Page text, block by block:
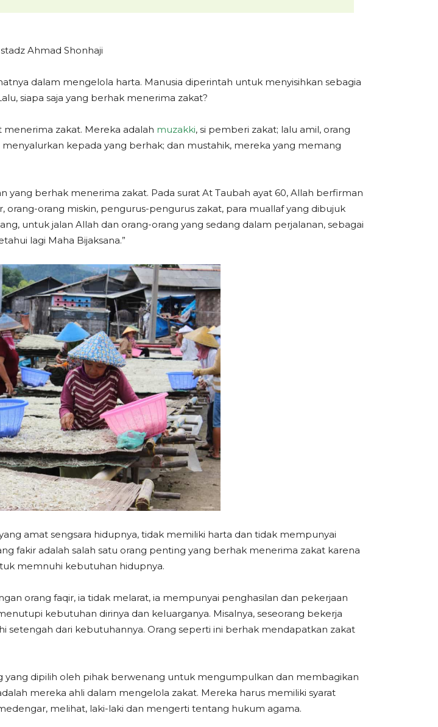
Ahmad Shonhaji
dalam mengelola harta. Manusia diperintah untuk menyisihkan sebagia
siapa saja yang berhak menerima zakat?
zakat. Mereka adalah muzakki, si pemberi zakat; lalu amil, orang
kepada yang berhak; dan mustahik, mereka yang memang
berhak menerima zakat. Pada surat At Taubah ayat 60, Allah berfirman
orang-orang miskin, pengurus-pengurus zakat, para muallaf yang dibujuk
untuk jalan Allah dan orang-orang yang sedang dalam perjalanan, sebagai
lagi Maha Bijaksana.”
amat sengsara hidupnya, tidak memiliki harta dan tidak mempunyai
fakir adalah salah satu orang penting yang berhak menerima zakat karena
memnuhi kebutuhan hidupnya.
orang faqir, ia tidak melarat, ia mempunyai penghasilan dan pekerjaan
kebutuhan dirinya dan keluarganya. Misalnya, seseorang bekerja
setengah dari kebutuhannya. Orang seperti ini berhak mendapatkan zakat
yang dipilih oleh pihak berwenang untuk mengumpulkan dan membagikan
mereka ahli dalam mengelola zakat. Mereka harus memiliki syarat
melihat, laki-laki dan mengerti tentang hukum agama.